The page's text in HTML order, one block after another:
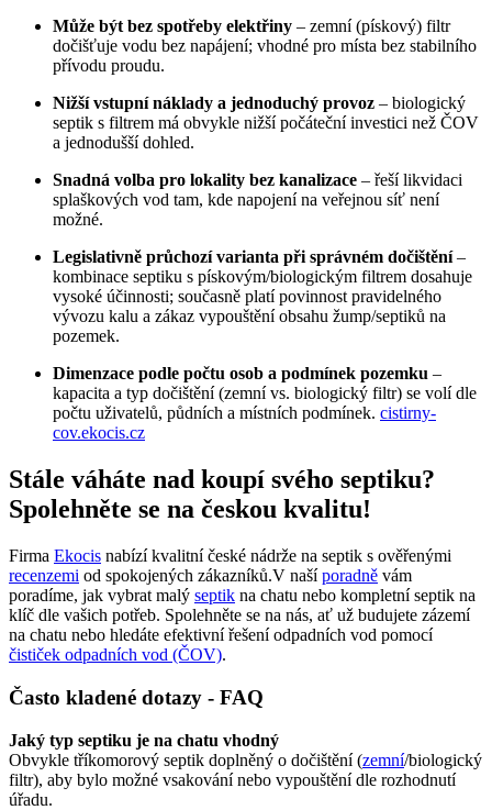
Může být bez spotřeby elektřiny – zemní (pískový) filtr
dočišťuje vodu bez napájení; vhodné pro místa bez stabilního
přívodu proudu.
Nižší vstupní náklady a jednoduchý provoz – biologický
septik s filtrem má obvykle nižší počáteční investici než ČOV
a jednodušší dohled.
Snadná volba pro lokality bez kanalizace – řeší likvidaci
splaškových vod tam, kde napojení na veřejnou síť není
možné.
Legislativně průchozí varianta při správném dočištění–
kombinace septiku s pískovým/biologickým filtrem dosahuje
vysoké účinnosti; současně platí povinnost pravidelného
vývozu kalu a zákaz vypouštění obsahu žump/septiků na
pozemek.
Dimenzace podle počtu osob a podmínek pozemku –
kapacita a typ dočištění (zemní vs. biologický filtr) se volí dle
počtu uživatelů, půdních a místních podmínek. cistirny-
cov.ekocis.cz
Stále váháte nad koupí svého septiku?
Spolehněte se na českou kvalitu!
Firma Ekocis nabízí kvalitní české nádrže na septik s ověřenými
recenzemi od spokojených zákazníků.V našíporadně vám
poradíme, jak vybrat malý septik na chatu nebo kompletní septik na
klíč dle vašich potřeb. Spolehněte se na nás, ať už budujete zázemí
na chatu nebo hledáte efektivní řešení odpadních vod pomocí
čističek odpadních vod (ČOV).
Často kladené dotazy - FAQ
Jaký typ septiku je na chatu vhodný
Obvykle tříkomorový septik doplněný o dočištění (zemní/biologický
filtr), aby bylo možné vsakování nebo vypouštění dle rozhodnutí
úřadu.